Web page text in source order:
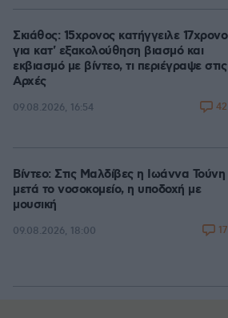
Σκιάθος: 15χρονος κατήγγειλε 17χρονο
για κατ' εξακολούθηση βιασμό και
εκβιασμό με βίντεο, τι περιέγραψε στις
Αρχές
09.08.2026, 16:54 42
Βίντεο: Στις Μαλδίβες η Ιωάννα Τούνη
μετά το νοσοκομείο, η υποδοχή με
μουσική
09.08.2026, 18:00 17